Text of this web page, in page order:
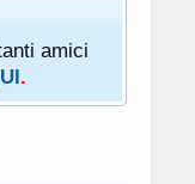
amici
.